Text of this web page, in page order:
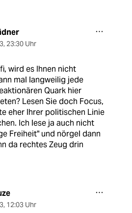
, 23:30 Uhr
wird es Ihnen nicht
mal langweilig jede
Quark hier
Lesen Sie doch Focus,
eher Ihrer politischen Linie
Ich lese ja auch nicht
Freiheit" und nörgel dann
da rechtes Zeug drin
, 12:03 Uhr